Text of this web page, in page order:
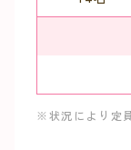
※状況により定